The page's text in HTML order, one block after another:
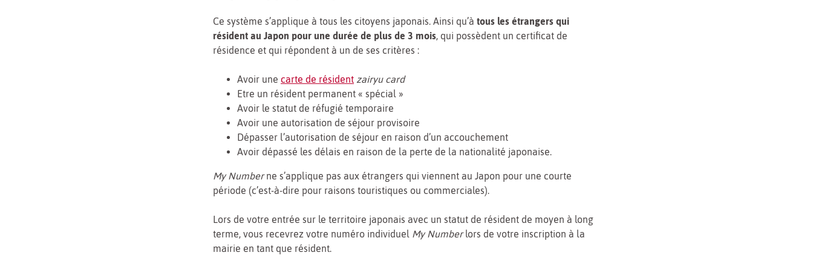
Ce système s’applique à tous les citoyens japonais. Ainsi qu’à tous les étrangers qui
résident au Japon pour une durée de plus de 3 mois , qui possèdent un certificat de
résidence et qui répondent à un de ses critères :
Avoir une carte de résident zairyu card
Etre un résident permanent « spécial »
Avoir le statut de réfugié temporaire
Avoir une autorisation de séjour provisoire
Dépasser l’autorisation de séjour en raison d’un accouchement
Avoir dépassé les délais en raison de la perte de la nationalité japonaise.
My Numberne s’applique pas aux étrangers qui viennent au Japon pour une courte
période (c’est-à-dire pour raisons touristiques ou commerciales).
Lors de votre entrée sur le territoire japonais avec un statut de résident de moyen à long
terme, vous recevrez votre numéro individuel
My Numberlors de votre inscription à la
mairie en tant que résident.